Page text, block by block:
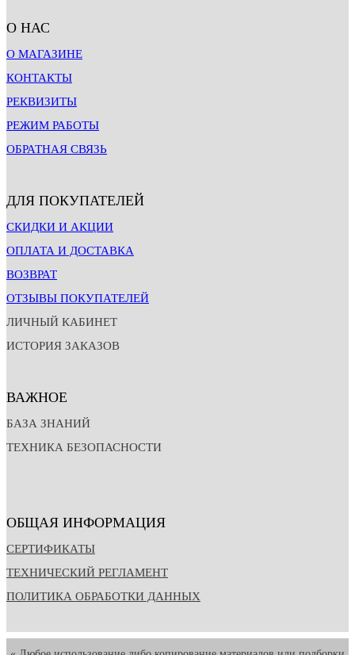
О НАС
О МАГАЗИНЕ
КОНТАКТЫ
РЕКВИЗИТЫ
РЕЖИМ РАБОТЫ
ОБРАТНАЯ СВЯЗЬ
ДЛЯ ПОКУПАТЕЛЕЙ
СКИДКИ И АКЦИИ
ОПЛАТА И ДОСТАВКА
ВОЗВРАТ
ОТЗЫВЫ ПОКУПАТЕЛЕЙ
ЛИЧНЫЙ КАБИНЕТ
ИСТОРИЯ ЗАКАЗОВ
ВАЖНОЕ
БАЗА ЗНАНИЙ
ТЕХНИКА БЕЗОПАСНОСТИ
ОБЩАЯ ИНФОРМАЦИЯ
СЕРТИФИКАТЫ
ТЕХНИЧЕСКИЙ РЕГЛАМЕНТ
ПОЛИТИКА ОБРАБОТКИ ДАННЫХ